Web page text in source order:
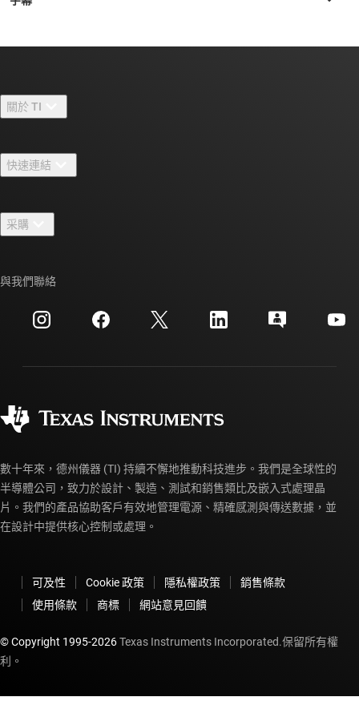
關於 TI
人才招募
新聞室
活動
投資人關系
快速連結
TI E2E™ 設計支援論壇
交互參考搜索
客戶支援中心
myTI 帳戶常見問題解答
采購
訂購 FAQ
與我們聯絡
數十年來，德州儀器 (TI) 持續不懈地推動科技進步。我們是全球性的
半導體公司，致力於設計、製造、測試和銷售類比及嵌入式處理晶
片。我們的產品協助客戶有效地管理電源、精確感測與傳送數據，並
在設計中提供核心控制或處理。
可及性 Cookie 政策 隱私權政策
銷售條款
使用條款
商標 網站意見回饋
© Copyright 1995-2026Texas Instruments Incorporated.保留所有權
利。